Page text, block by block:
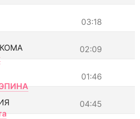
03:18
02:09
01:46
04:45